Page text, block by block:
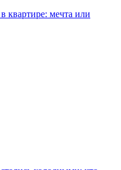
квартире: мечта или